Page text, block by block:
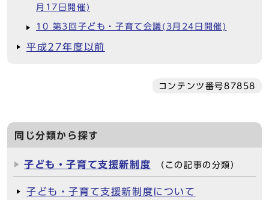
月17日開催)
10 第3回子ども・子育て会議(3月24日開催)
平成27年度以前
コンテンツ番号87858
同じ分類から探す
子ども・子育て支援新制度 （この記事の分類）
子ども・子育て支援新制度について